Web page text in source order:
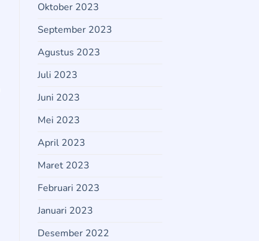
Oktober 2023
September 2023
Agustus 2023
Juli 2023
Juni 2023
Mei 2023
April 2023
Maret 2023
Februari 2023
Januari 2023
Desember 2022